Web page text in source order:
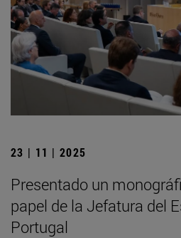
23 | 11 | 2025
Presentado un
papel de la Jefatura del
Portugal